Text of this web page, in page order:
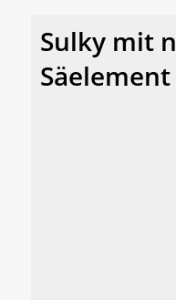
Sulky mit